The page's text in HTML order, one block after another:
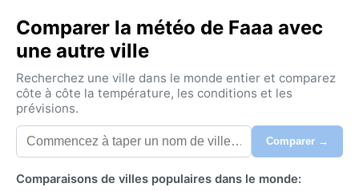
fleurs de tiare. L’atmosphère est douce,
décontractée, bercée par les chants des oiseaux et le
clapotis des vagues.
Sous la classification Af de Köppen (climat
équatorial), Faaa connaît une chaleur humide
constante. Les températures oscillent entre 24 °C et
31 °C toute l’année, sans véritable saison fraîche.
précipitations sont abondantes : la « saison humide »,
Comparer la météo de Faaa avec
une autre ville
Recherchez une ville dans le monde entier et comparez
côte à côte la température, les conditions et les
prévisions.
Comparer →
Comparaisons de villes populaires dans le monde: